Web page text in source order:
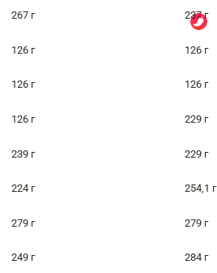
267 г 237 г
126 г 126 г
126 г 126 г
126 г 229 г
239 г 229 г
224 г 254,1 г
279 г 279 г
249 г 284 г